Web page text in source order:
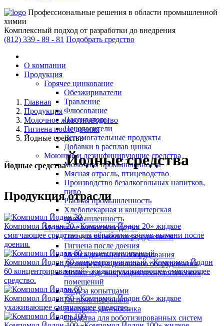
Профессиональные решения в области промышленной
химии
Комплексный подход от разработки до внедрения
(812) 339 - 89 - 81 Подобрать средство
О компании
Продукция
Горячее цинкование
Обезжириватели
Травление
Флюсование
Пассиваторы
Пеногасители
Вспомогательные продукты
Добавки в расплав цинка
Моющие и дезинфицирующие средства
Молочная промышленность
Мясная отрасль, птицеводство
Производство безалкогольных напитков,
пиво
Рыбная промышленность
Хлебопекарная и кондитерская
промышленность
Молочное животноводство
Гигиена вымени перед доением
Гигиена после доения
Мойка доильного оборудования
Дезинфекция доильного оборудования
Мойка и дезинфекция технологических
помещений
Уход за копытцами
Гигиена персонала
Экспресс диагностика
Средства для роботизированных систем
Главная
Продукция
Молочное животноводство
Гигиена после доения
Йодные средства
Йодные средстваЙодные средства
Продукция отрасли
Компомол Йодон 20 «Компомол Йодон 20» жидкое
смягчающее средство для обработки сосков вымени после
доения.
Компомол Йодон 60 концентрированный «Компомол Йодон
60 концентрированный» жидкое ухаживающее смягчающее
средство.
Компомол Йодон 60 «Компомол Йодон 60» жидкое
ухаживающее смягчающее средство.